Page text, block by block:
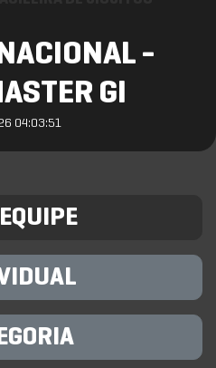
-
GI
04:03:51